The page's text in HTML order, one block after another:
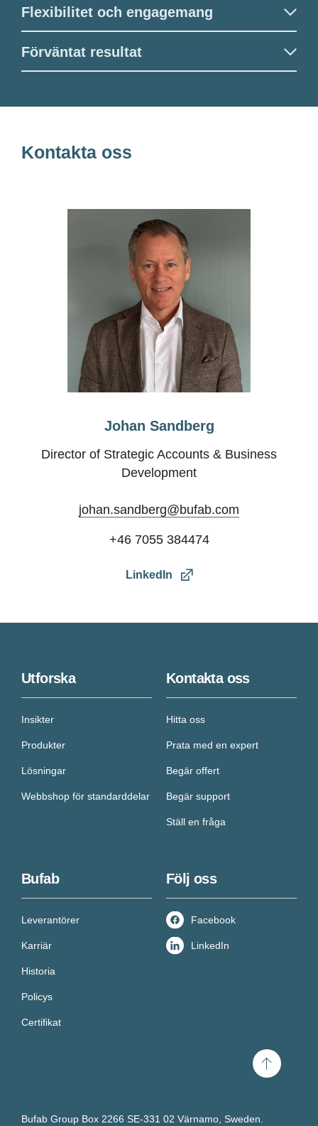
Flexibilitet och engagemang
Förväntat resultat
Kontakta oss
Johan Sandberg
Director of Strategic Accounts & Business
Development
johan.sandberg@bufab.com
+46 7055 384474
LinkedIn
Utforska
Insikter
Produkter
Lösningar
Webbshop för standarddelar
Kontakta oss
Hitta oss
Prata med en expert
Begär offert
Begär support
Ställ en fråga
Bufab
Leverantörer
Karriär
Historia
Policys
Certifikat
Följ oss
Facebook
LinkedIn
Scroll
Bufab Group Box 2266 SE-331 02 Värnamo, Sweden.